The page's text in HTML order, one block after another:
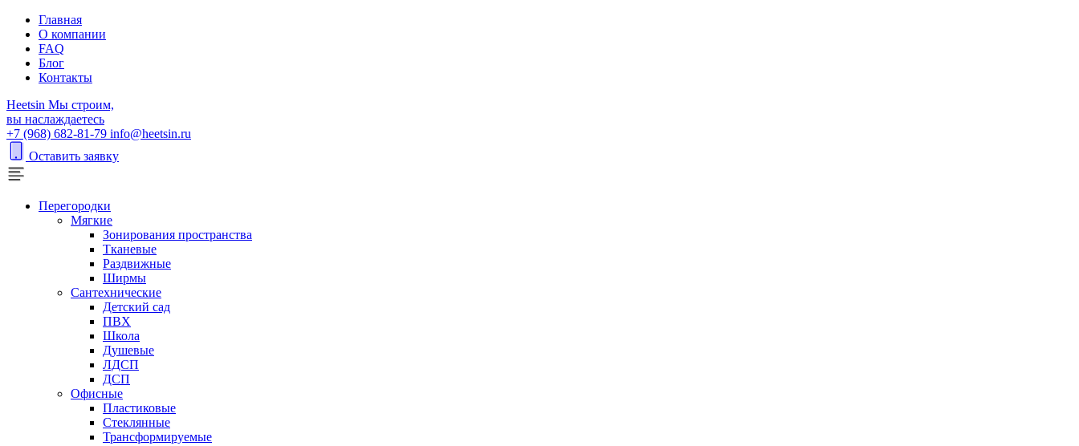
Главная
О компании
FAQ
Блог
Контакты
Heetsin Мы строим,
вы наслаждаетесь
+7 (968) 682-81-79 info@heetsin.ru
Оставить заявку
Перегородки
Мягкие
Зонирования пространства
Тканевые
Раздвижные
Ширмы
Сантехнические
Детский сад
ПВХ
Школа
Душевые
ЛДСП
ДСП
Офисные
Пластиковые
Стеклянные
Трансформируемые